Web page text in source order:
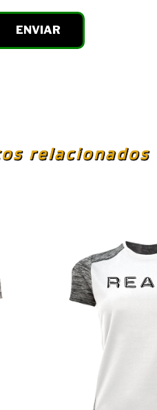
relacionados